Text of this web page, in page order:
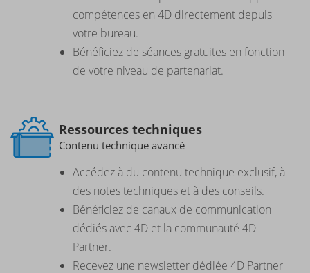
compétences en 4D directement depuis
votre bureau.
Bénéficiez de séances gratuites en fonction
de votre niveau de partenariat.
Ressources techniques
Contenu technique avancé
Accédez à du contenu technique exclusif, à
des notes techniques et à des conseils.
Bénéficiez de canaux de communication
dédiés avec 4D et la communauté 4D
Partner.
Recevez une newsletter dédiée 4D Partner